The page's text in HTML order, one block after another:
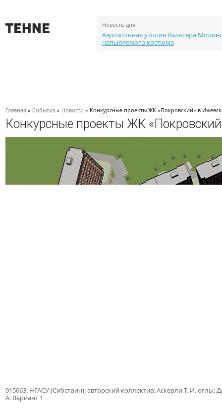
Новость дня
Аэрозольная утопия Вальтера
напыляемого костюма
Главная » События » Новости » Конкурсные проекты ЖК «Покровский» в
Конкурсные проекты ЖК
915063. НГАСУ (Сибстрин); авторский коллектив: Аскерли Т. И.
А. Вариант 1